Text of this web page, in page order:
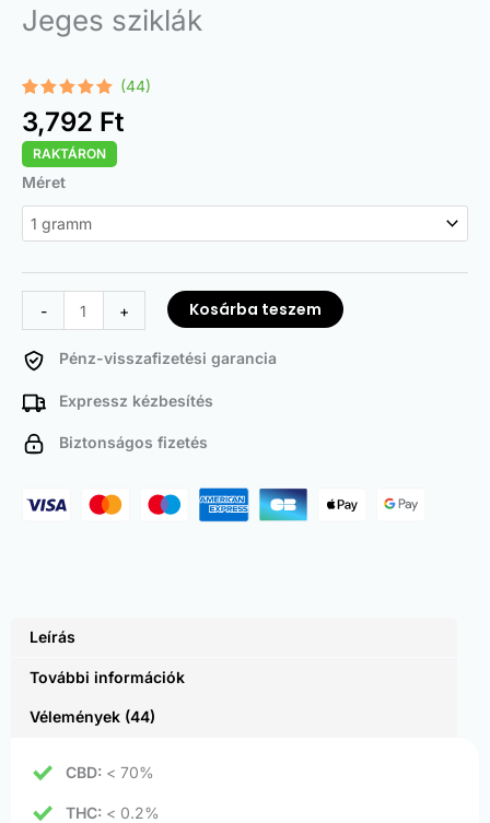
Jeges sziklák
Értékelés
4.98 az 5-
ből,
44
értékelés
alapján
(44)
3,792 Ft
RAKTÁRON
Méret
-
Ice
Rocks
mennyiség
+ Kosárba teszem
Pénz-visszafizetési garancia
Expressz kézbesítés
Biztonságos fizetés
Leírás
További információk
Vélemények (44)
CBD: < 70%
THC: < 0.2%